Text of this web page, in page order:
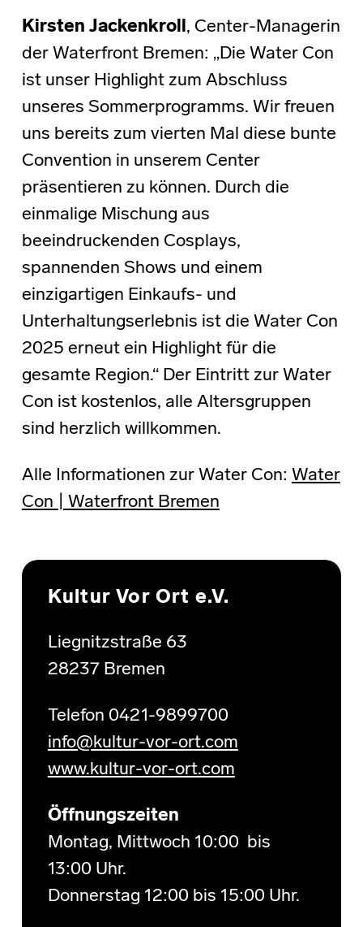
Kirsten Jackenkroll, Center-Managerin
der Waterfront Bremen: „Die Water Con
ist unser Highlight zum Abschluss
unseres Sommerprogramms. Wir freuen
uns bereits zum vierten Mal diese bunte
Convention in unserem Center
präsentieren zu können. Durch die
einmalige Mischung aus
beeindruckenden Cosplays,
spannenden Shows und einem
einzigartigen Einkaufs- und
Unterhaltungserlebnis ist die Water Con
2025 erneut ein Highlight für die
gesamte Region.“ Der Eintritt zur Water
Con ist kostenlos, alle Altersgruppen
sind herzlich willkommen.
Alle Informationen zur Water Con: Water
Con | Waterfront Bremen
Skip back to main navigation
Kultur Vor Ort e.V.
Liegnitzstraße 63
28237 Bremen
Telefon 0421-9899700
info@kultur-vor-ort.com
www.kultur-vor-ort.com
Öffnungszeiten
Montag, Mittwoch 10:00 bis
13:00 Uhr.
Donnerstag 12:00 bis 15:00 Uhr.